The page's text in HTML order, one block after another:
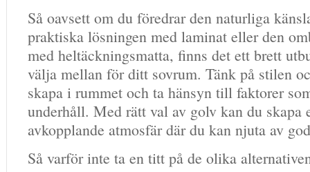
Så oavsett om du föredrar den naturliga
praktiska lösningen med laminat eller den
med heltäckningsmatta, finns det ett brett
välja mellan för ditt sovrum. Tänk på stilen
skapa i rummet och ta hänsyn till faktorer
underhåll. Med rätt val av golv kan du skapa
avkopplande atmosfär där du kan njuta av
Så varför inte ta en titt på de olika